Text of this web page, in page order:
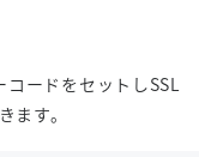
コードをセットしSSL
ます。